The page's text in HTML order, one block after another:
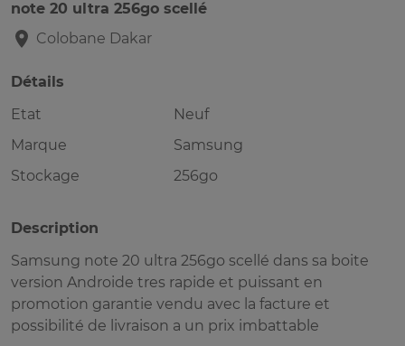
note 20 ultra 256go scellé
Colobane Dakar
Détails
Etat
Neuf
Marque
Samsung
Stockage
256go
Description
Samsung note 20 ultra 256go scellé dans sa boite
version Androide tres rapide et puissant en
promotion garantie vendu avec la facture et
possibilité de livraison a un prix imbattable